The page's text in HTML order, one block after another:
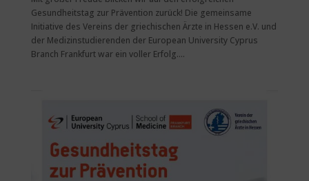
Gesundheitstag zur Prävention zurück! Die gemeinsame
Initiative des Vereins der griechischen Ärzte in Hessen e.V. und
der Medizinstudierenden der European University Cyprus
Branch Frankfurt war ein voller Erfolg....